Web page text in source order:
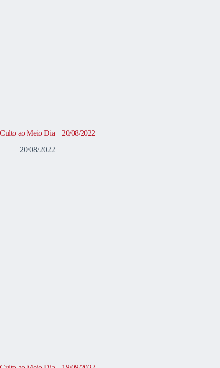
Culto ao Meio Dia – 20/08/2022
20/08/2022